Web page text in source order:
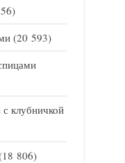
(20 593)
с клубничкой
806)